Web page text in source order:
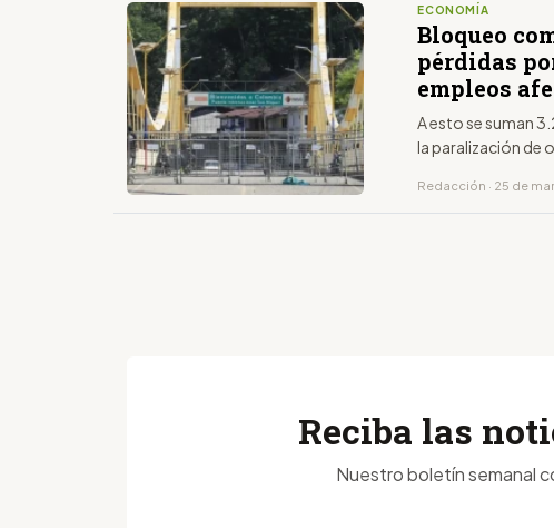
ECONOMÍA
Bloqueo
pérdidas
empleos
A esto se suman
la paralización de
Redacción · 25 de
Reciba las
Nuestro boletín semanal